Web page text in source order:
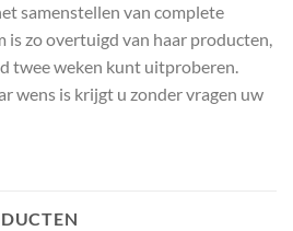
samenstellen van complete
is zo overtuigd van haar producten,
twee weken kunt uitproberen.
wens is krijgt u zonder vragen uw